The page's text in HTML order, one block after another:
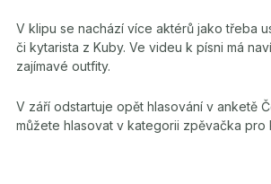
V klipu se nachází více aktérů jako třeba
či kytarista z Kuby. Ve videu k písni má
zajímavé outfity.
V září odstartuje opět hlasování v anketě
můžete hlasovat v kategorii zpěvačka pro